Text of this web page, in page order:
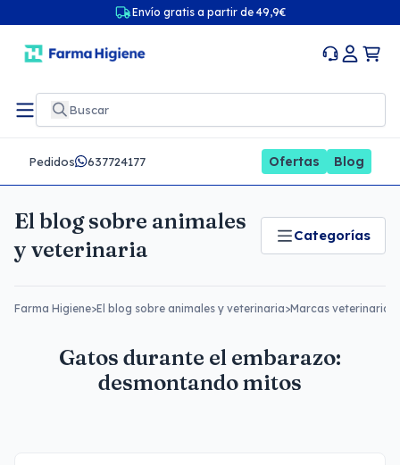
Envío gratis a partir de 49,9€
Pedidos 637724177 Ofertas Blog
El blog sobre animales
y veterinaria
Categorías
Farma Higiene>El blog sobre animales y veterinaria>Marcas veterinarias
Gatos durante el embarazo:
desmontando mitos